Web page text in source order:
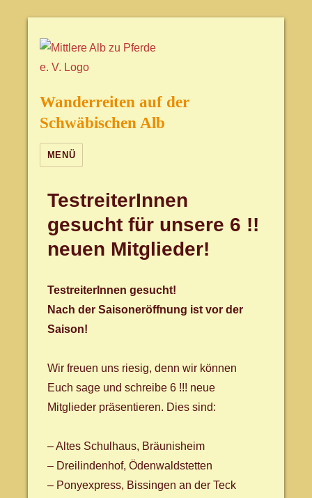
Wanderreiten auf der
Schwäbischen Alb
MENÜ
TestreiterInnen
gesucht für unsere 6 !!
neuen Mitglieder!
TestreiterInnen gesucht!
Nach der Saisoneröffnung ist vor der
Saison!
Wir freuen uns riesig, denn wir können
Euch sage und schreibe 6 !!! neue
Mitglieder präsentieren. Dies sind:
– Altes Schulhaus, Bräunisheim
– Dreilindenhof, Ödenwaldstetten
– Ponyexpress, Bissingen an der Teck